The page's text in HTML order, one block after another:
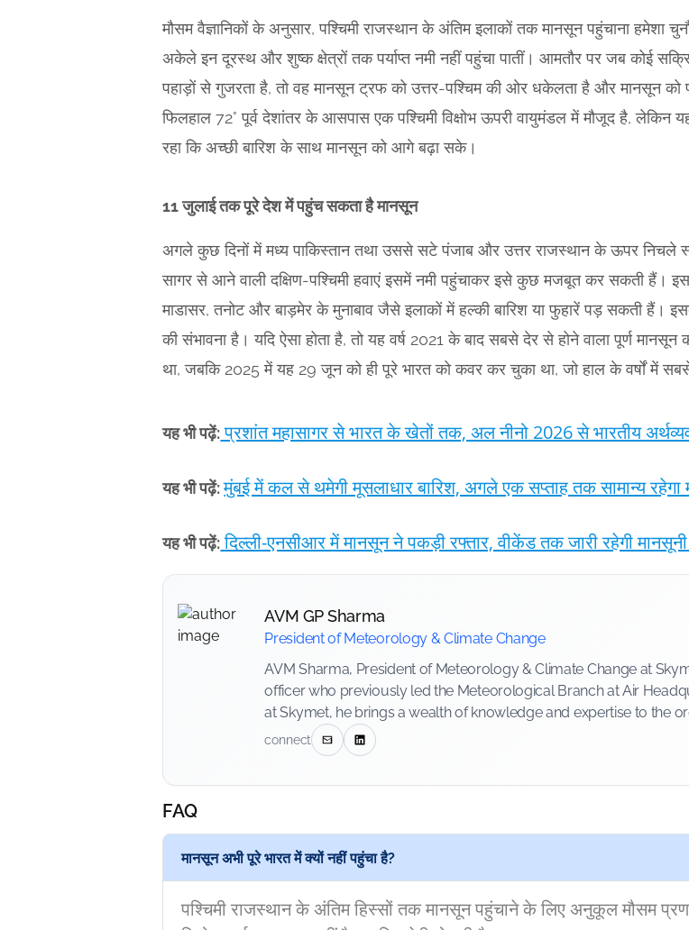
मौसम वैज्ञानिकों के अनुसार, पश्चिमी राजस्थान के अंतिम इलाकों तक मानसून पहुंचाना हमेशा
अकेले इन दूरस्थ और शुष्क क्षेत्रों तक पर्याप्त नमी नहीं पहुंचा पातीं। आमतौर पर जब कोई
पहाड़ों से गुजरता है, तो वह मानसून ट्रफ को उत्तर-पश्चिम की ओर धकेलता है और मानसून को
फिलहाल 72° पूर्व देशांतर के आसपास एक पश्चिमी विक्षोभ ऊपरी वायुमंडल में मौजूद है,
रहा कि अच्छी बारिश के साथ मानसून को आगे बढ़ा सके।
11 जुलाई तक पूरे देश में पहुंच सकता है मानसून
अगले कुछ दिनों में मध्य पाकिस्तान तथा उससे सटे पंजाब और उत्तर राजस्थान के ऊपर निचले
सागर से आने वाली दक्षिण-पश्चिमी हवाएं इसमें नमी पहुंचाकर इसे कुछ मजबूत कर सकती हैं।
माडासर, तनोट और बाड़मेर के मुनाबाव जैसे इलाकों में हल्की बारिश या फुहारें पड़ सकती
की संभावना है। यदि ऐसा होता है, तो यह वर्ष 2021 के बाद सबसे देर से होने वाला पूर्ण
था, जबकि 2025 में यह 29 जून को ही पूरे भारत को कवर कर चुका था, जो हाल के वर्षों में
यह भी पढ़ें:प्रशांत महासागर से भारत के खेतों तक, अल नीनो 2026 से भारतीय
यह भी पढ़ें:मुंबई में कल से थमेगी मूसलाधार बारिश, अगले एक सप्ताह तक सामान्य रहेगा
यह भी पढ़ें:दिल्ली-एनसीआर में मानसून ने पकड़ी रफ्तार, वीकेंड तक जारी रहेगी
AVM GP Sharma
President of Meteorology & Climate Change
AVM Sharma, President of Meteorology & Climate Change at
officer who previously led the Meteorological Branch at Air
at Skymet, he brings a wealth of knowledge and expertise to the
connect
FAQ
मानसून अभी पूरे भारत में क्यों नहीं पहुंचा है?
पश्चिमी राजस्थान के अंतिम हिस्सों तक मानसून पहुंचाने के लिए अनुकूल मौसम